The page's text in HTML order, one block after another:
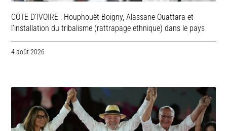
COTE D’IVOIRE : Houphouët-Boigny, Alassane Ouattara et
l’installation du tribalisme (rattrapage ethnique) dans le pays
4 août 2026